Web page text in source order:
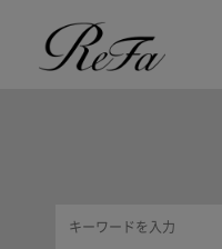
ReFa商品をご紹介します。プ
限定ラッピングバック・ショ
大切な人への贈り物にリファオ